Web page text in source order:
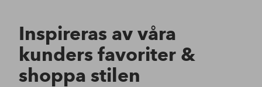
Inspireras av våra
kunders favoriter &
shoppa stilen